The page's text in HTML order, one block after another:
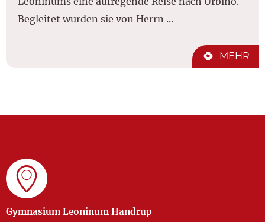
Begleitet wurden sie von Herrn ...
MEHR
Gymnasium Leoninum Handrup